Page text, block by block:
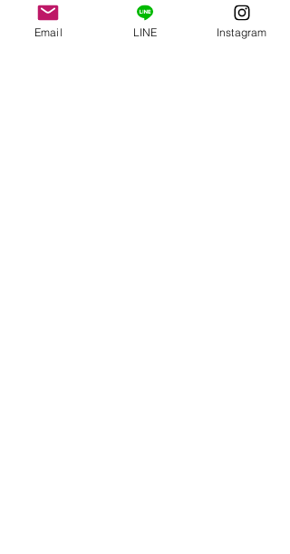
--------------------------------------------------------
Email LINE Instagram